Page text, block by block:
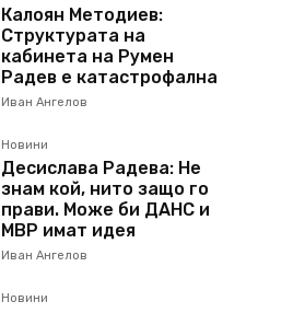
Калоян Методиев:
Структурата на
кабинета на Румен
Радев е катастрофална
Иван Ангелов
Новини
Десислава Радева: Не
знам кой, нито защо го
прави. Може би ДАНС и
МВР имат идея
Иван Ангелов
Новини